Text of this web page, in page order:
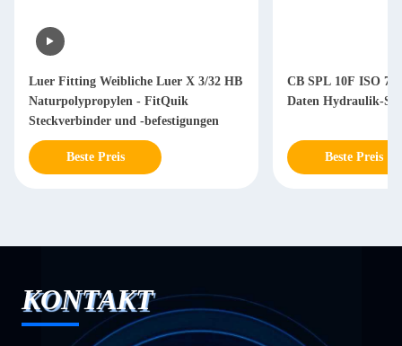
Luer Fitting Weibliche Luer X 3/32 HB
Naturpolypropylen - FitQuik
Steckverbinder und -befestigungen
Beste Preis
CB SPL 10F ISO
Daten Hydraulik-
Beste Preis
KONTAKT